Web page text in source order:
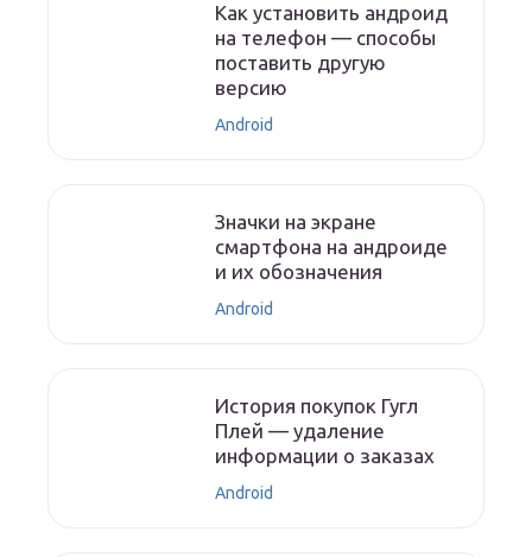
Как установить андроид
на телефон — способы
поставить другую
версию
Android
Значки на экране
смартфона на андроиде
и их обозначения
Android
История покупок Гугл
Плей — удаление
информации о заказах
Android